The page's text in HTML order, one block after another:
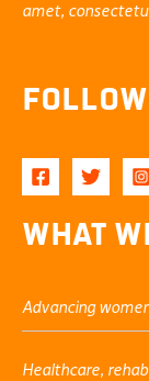
amet,
Follow
What
Advancing
Healthcare,